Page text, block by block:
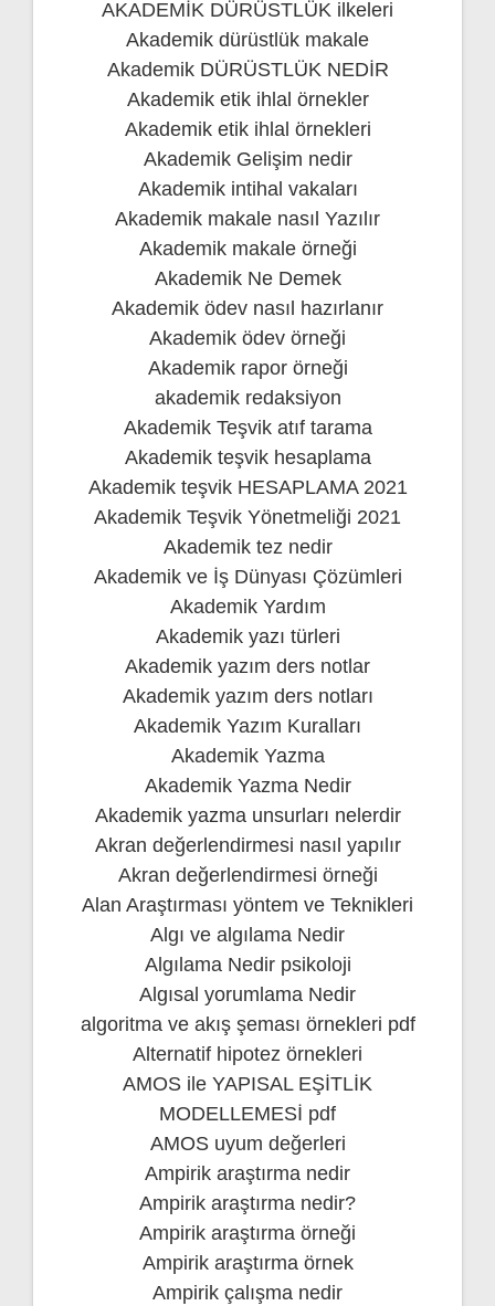
AKADEMİK DÜRÜSTLÜK ilkeleri
Akademik dürüstlük makale
Akademik DÜRÜSTLÜK NEDİR
Akademik etik ihlal örnekler
Akademik etik ihlal örnekleri
Akademik Gelişim nedir
Akademik intihal vakaları
Akademik makale nasıl Yazılır
Akademik makale örneği
Akademik Ne Demek
Akademik ödev nasıl hazırlanır
Akademik ödev örneği
Akademik rapor örneği
akademik redaksiyon
Akademik Teşvik atıf tarama
Akademik teşvik hesaplama
Akademik teşvik HESAPLAMA 2021
Akademik Teşvik Yönetmeliği 2021
Akademik tez nedir
Akademik ve İş Dünyası Çözümleri
Akademik Yardım
Akademik yazı türleri
Akademik yazım ders notlar
Akademik yazım ders notları
Akademik Yazım Kuralları
Akademik Yazma
Akademik Yazma Nedir
Akademik yazma unsurları nelerdir
Akran değerlendirmesi nasıl yapılır
Akran değerlendirmesi örneği
Alan Araştırması yöntem ve Teknikleri
Algı ve algılama Nedir
Algılama Nedir psikoloji
Algısal yorumlama Nedir
algoritma ve akış şeması örnekleri pdf
Alternatif hipotez örnekleri
AMOS ile YAPISAL EŞİTLİK
MODELLEMESİ pdf
AMOS uyum değerleri
Ampirik araştırma nedir
Ampirik araştırma nedir?
Ampirik araştırma örneği
Ampirik araştırma örnek
Ampirik çalışma nedir